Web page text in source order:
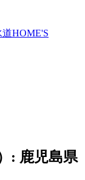
HOME'S
: 鹿児島県